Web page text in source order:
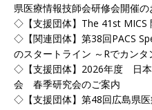
県医療情報技師会研修会開催
◇【支援団体】The 41st MICS
◇【関連団体】第38回PACS
のスタートライン ～Rでカンタ
◇【支援団体】2026年度 日本
会 春季研究会のご案内
◇【支援団体】第48回広島県